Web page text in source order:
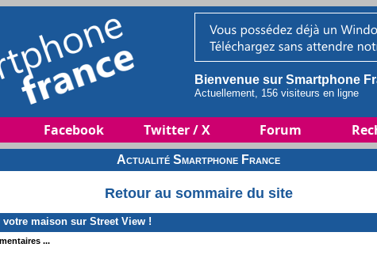
Bienvenue sur Smartphone
Actuellement, 156 visiteurs en ligne
Facebook Twitter / X Forum
Actualité Smartphone France
Retour au sommaire du site
maison sur Street View !
...